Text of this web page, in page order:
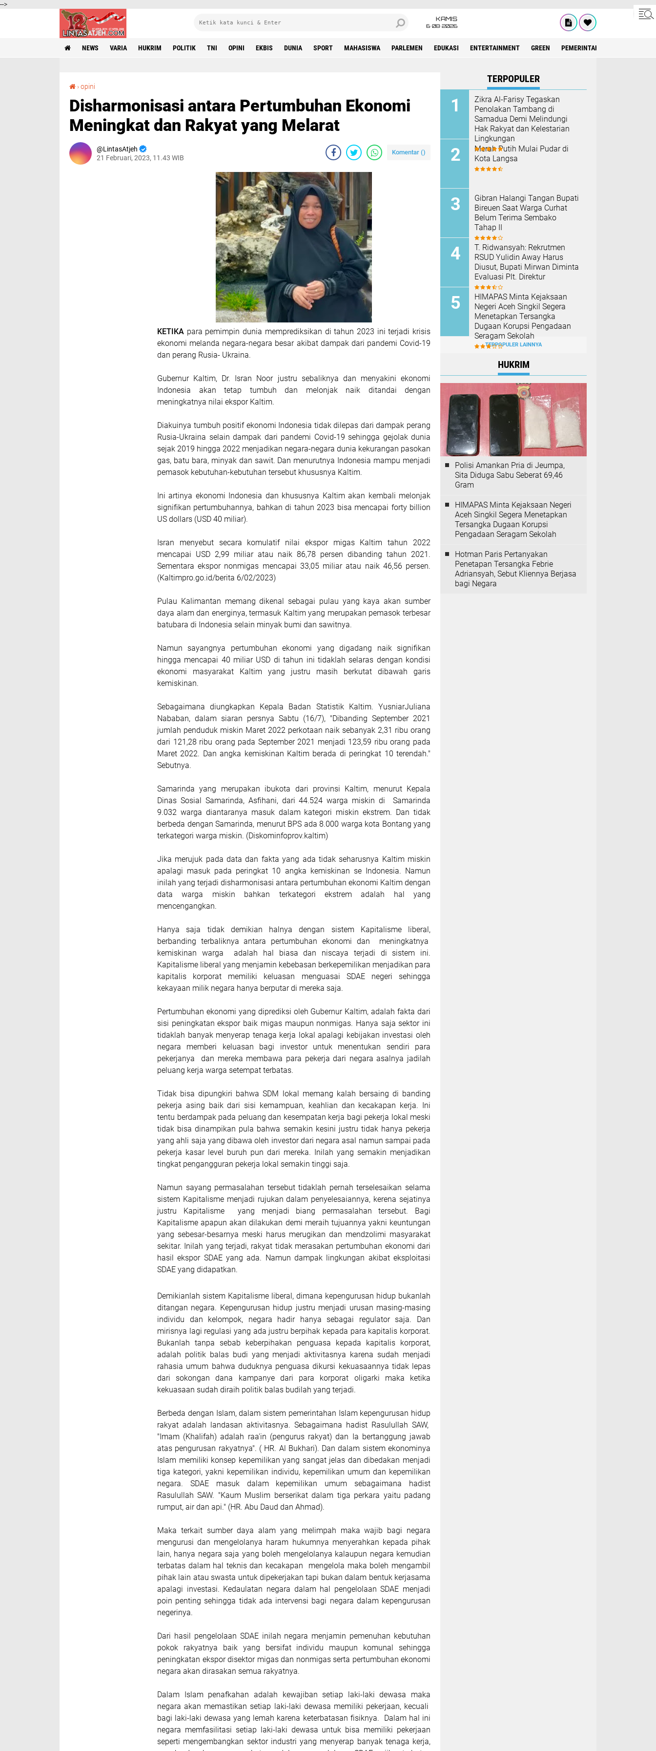
-->
KAMIS
6•08•2026
NEWS VARIA HUKRIM POLITIK TNI OPINI EKBIS DUNIA SPORT MAHASISWA PARLEMEN EDUKASI ENTERTAINMENT GREEN PEMERINTAH ACEH
›opini
Disharmonisasi antara Pertumbuhan Ekonomi
Meningkat dan Rakyat yang Melarat
LintasAtjeh
21 Februari, 2023, 11.43 WIB
Komentar ()
KETIKA para pemimpin dunia memprediksikan di tahun 2023 ini terjadi krisis
ekonomi melanda negara-negara besar akibat dampak dari pandemi Covid-19
dan perang Rusia- Ukraina.
Gubernur Kaltim, Dr. Isran Noor justru sebaliknya dan menyakini ekonomi
Indonesia akan tetap tumbuh dan melonjak naik ditandai dengan
meningkatnya nilai ekspor Kaltim.
Diakuinya tumbuh positif ekonomi Indonesia tidak dilepas dari dampak perang
Rusia-Ukraina selain dampak dari pandemi Covid-19 sehingga gejolak dunia
sejak 2019 hingga 2022 menjadikan negara-negara dunia kekurangan pasokan
gas, batu bara, minyak dan sawit. Dan menurutnya Indonesia mampu menjadi
pemasok kebutuhan-kebutuhan tersebut khususnya Kaltim.
Ini artinya ekonomi Indonesia dan khususnya Kaltim akan kembali melonjak
signifikan pertumbuhannya, bahkan di tahun 2023 bisa mencapai forty billion
US dollars (USD 40 miliar).
Isran menyebut secara komulatif nilai ekspor migas Kaltim tahun 2022
mencapai USD 2,99 miliar atau naik 86,78 persen dibanding tahun 2021.
Sementara ekspor nonmigas mencapai 33,05 miliar atau naik 46,56 persen.
(Kaltimpro.go.id/berita 6/02/2023)
Pulau Kalimantan memang dikenal sebagai pulau yang kaya akan sumber
daya alam dan energinya, termasuk Kaltim yang merupakan pemasok terbesar
batubara di Indonesia selain minyak bumi dan sawitnya.
Namun sayangnya pertumbuhan ekonomi yang digadang naik signifikan
hingga mencapai 40 miliar USD di tahun ini tidaklah selaras dengan kondisi
ekonomi masyarakat Kaltim yang justru masih berkutat dibawah garis
kemiskinan.
Sebagaimana diungkapkan Kepala Badan Statistik Kaltim. YusniarJuliana
Nababan, dalam siaran persnya Sabtu (16/7), "Dibanding September 2021
jumlah penduduk miskin Maret 2022 perkotaan naik sebanyak 2,31 ribu orang
dari 121,28 ribu orang pada September 2021 menjadi 123,59 ribu orang pada
Maret 2022. Dan angka kemiskinan Kaltim berada di peringkat 10 terendah."
Sebutnya.
Samarinda yang merupakan ibukota dari provinsi Kaltim, menurut Kepala
Dinas Sosial Samarinda, Asfihani, dari 44.524 warga miskin di Samarinda
9.032 warga diantaranya masuk dalam kategori miskin ekstrem. Dan tidak
berbeda dengan Samarinda, menurut BPS ada 8.000 warga kota Bontang yang
terkategori warga miskin. (Diskominfoprov.kaltim)
Jika merujuk pada data dan fakta yang ada tidak seharusnya Kaltim miskin
apalagi masuk pada peringkat 10 angka kemiskinan se Indonesia. Namun
inilah yang terjadi disharmonisasi antara pertumbuhan ekonomi Kaltim dengan
data warga miskin bahkan terkategori ekstrem adalah hal yang
mencengangkan.
Hanya saja tidak demikian halnya dengan sistem Kapitalisme liberal,
berbanding terbaliknya antara pertumbuhan ekonomi dan meningkatnya
kemiskinan warga adalah hal biasa dan niscaya terjadi di sistem ini.
Kapitalisme liberal yang menjamin kebebasan berkepemilikan menjadikan para
kapitalis korporat memiliki keluasan menguasai SDAE negeri sehingga
kekayaan milik negara hanya berputar di mereka saja.
Pertumbuhan ekonomi yang diprediksi oleh Gubernur Kaltim, adalah fakta dari
sisi peningkatan ekspor baik migas maupun nonmigas. Hanya saja sektor ini
tidaklah banyak menyerap tenaga kerja lokal apalagi kebijakan investasi oleh
negara memberi keluasan bagi investor untuk menentukan sendiri para
pekerjanya dan mereka membawa para pekerja dari negara asalnya jadilah
peluang kerja warga setempat terbatas.
Tidak bisa dipungkiri bahwa SDM lokal memang kalah bersaing di banding
pekerja asing baik dari sisi kemampuan, keahlian dan kecakapan kerja. Ini
tentu berdampak pada peluang dan kesempatan kerja bagi pekerja lokal meski
tidak bisa dinampikan pula bahwa semakin kesini justru tidak hanya pekerja
yang ahli saja yang dibawa oleh investor dari negara asal namun sampai pada
pekerja kasar level buruh pun dari mereka. Inilah yang semakin menjadikan
tingkat pengangguran pekerja lokal semakin tinggi saja.
Namun sayang permasalahan tersebut tidaklah pernah terselesaikan selama
sistem Kapitalisme menjadi rujukan dalam penyelesaiannya, kerena sejatinya
justru Kapitalisme yang menjadi biang permasalahan tersebut. Bagi
Kapitalisme apapun akan dilakukan demi meraih tujuannya yakni keuntungan
yang sebesar-besarnya meski harus merugikan dan mendzolimi masyarakat
sekitar. Inilah yang terjadi, rakyat tidak merasakan pertumbuhan ekonomi dari
hasil ekspor SDAE yang ada. Namun dampak lingkungan akibat eksploitasi
SDAE yang didapatkan.
Demikianlah sistem Kapitalisme liberal, dimana kepengurusan hidup bukanlah
ditangan negara. Kepengurusan hidup justru menjadi urusan masing-masing
individu dan kelompok, negara hadir hanya sebagai regulator saja. Dan
mirisnya lagi regulasi yang ada justru berpihak kepada para kapitalis korporat.
Bukanlah tanpa sebab keberpihakan penguasa kepada kapitalis korporat,
adalah politik balas budi yang menjadi aktivitasnya karena sudah menjadi
rahasia umum bahwa duduknya penguasa dikursi kekuasaannya tidak lepas
dari sokongan dana kampanye dari para korporat oligarki maka ketika
kekuasaan sudah diraih politik balas budilah yang terjadi.
Berbeda dengan Islam, dalam sistem pemerintahan Islam kepengurusan hidup
rakyat adalah landasan aktivitasnya. Sebagaimana hadist Rasulullah SAW,
"Imam (Khalifah) adalah raa'in (pengurus rakyat) dan Ia bertanggung jawab
atas pengurusan rakyatnya". ( HR. Al Bukhari). Dan dalam sistem ekonominya
Islam memiliki konsep kepemilikan yang sangat jelas dan dibedakan menjadi
tiga kategori, yakni kepemilikan individu, kepemilikan umum dan kepemilikan
negara. SDAE masuk dalam kepemilikan umum sebagaimana hadist
Rasulullah SAW. "Kaum Muslim berserikat dalam tiga perkara yaitu padang
rumput, air dan api." (HR. Abu Daud dan Ahmad).
Maka terkait sumber daya alam yang melimpah maka wajib bagi negara
mengurusi dan mengelolanya haram hukumnya menyerahkan kepada pihak
lain, hanya negara saja yang boleh mengelolanya kalaupun negara kemudian
terbatas dalam hal teknis dan kecakapan mengelola maka boleh mengambil
pihak lain atau swasta untuk dipekerjakan tapi bukan dalam bentuk kerjasama
apalagi investasi. Kedaulatan negara dalam hal pengelolaan SDAE menjadi
poin penting sehingga tidak ada intervensi bagi negara dalam kepengurusan
negerinya.
Dari hasil pengelolaan SDAE inilah negara menjamin pemenuhan kebutuhan
pokok rakyatnya baik yang bersifat individu maupun komunal sehingga
peningkatan ekspor disektor migas dan nonmigas serta pertumbuhan ekonomi
negara akan dirasakan semua rakyatnya.
Dalam Islam penafkahan adalah kewajiban setiap laki-laki dewasa maka
negara akan memastikan setiap laki-laki dewasa memiliki pekerjaan, kecuali
bagi laki-laki dewasa yang lemah karena keterbatasan fisiknya. Dalam hal ini
negara memfasilitasi setiap laki-laki dewasa untuk bisa memiliki pekerjaan
seperti mengembangkan sektor industri yang menyerap banyak tenaga kerja,
TERPOPULER
Zikra Al-Farisy Tegaskan
Penolakan Tambang di
Samadua Demi Melindungi
Hak Rakyat dan Kelestarian
Lingkungan
Merah Putih Mulai Pudar di
Kota Langsa
Gibran Halangi Tangan Bupati
Bireuen Saat Warga Curhat
Belum Terima Sembako
Tahap II
T. Ridwansyah: Rekrutmen
RSUD Yulidin Away Harus
Diusut, Bupati Mirwan Diminta
Evaluasi Plt. Direktur
HIMAPAS Minta Kejaksaan
Negeri Aceh Singkil Segera
Menetapkan Tersangka
Dugaan Korupsi Pengadaan
Seragam Sekolah
TERPOPULER LAINNYA
HUKRIM
Polisi Amankan Pria di Jeumpa,
Sita Diduga Sabu Seberat 69,46
Gram
HIMAPAS Minta Kejaksaan Negeri
Aceh Singkil Segera Menetapkan
Tersangka Dugaan Korupsi
Pengadaan Seragam Sekolah
Hotman Paris Pertanyakan
Penetapan Tersangka Febrie
Adriansyah, Sebut Kliennya Berjasa
bagi Negara